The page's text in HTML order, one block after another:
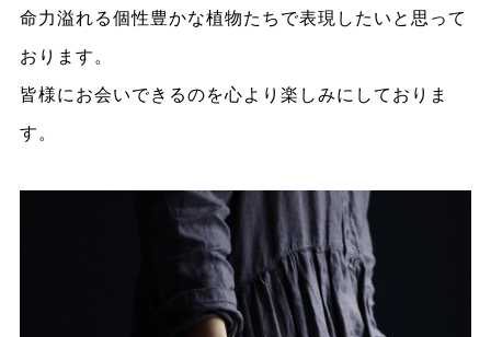
命力溢れる個性豊かな植物たちで表現したいと思って
おります。
皆様にお会いできるのを心より楽しみにしておりま
す。